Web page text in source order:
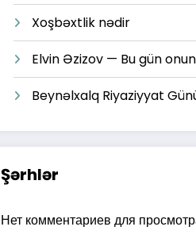
Xoşbəxtlik nədir
Elvin Əzizov — Bu gün
Beynəlxalq Riyaziyyat
Şərhlər
Нет комментариев для